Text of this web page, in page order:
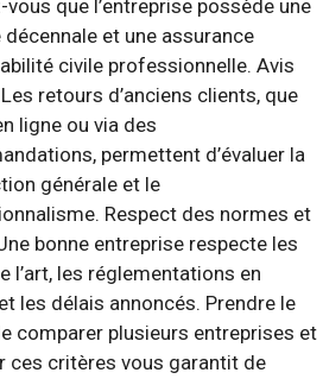
que l’entreprise possède une
décennale et une assurance
civile professionnelle. Avis
retours d’anciens clients, que
ligne ou via des
permettent d’évaluer la
générale et le
Respect des normes et
bonne entreprise respecte les
l’art, les réglementations en
les délais annoncés. Prendre le
comparer plusieurs entreprises et
ces critères vous garantit de